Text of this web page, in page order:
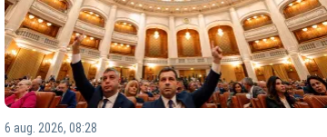
6 aug. 2026, 08:28